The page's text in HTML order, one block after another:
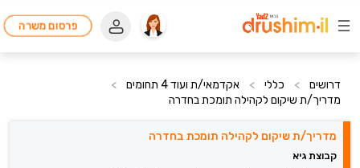
פרסום משרה
דרושים > כללי > אקדמאי/ת ועוד 4 תחומים
>
מדריך/ת שיקום לקהילה תומכת בחדרה
מדריך/ת שיקום לקהילה תומכת בחדרה
קבוצת גיא